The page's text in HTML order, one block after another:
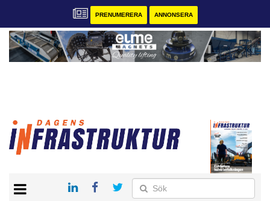
PRENUMERERA ANNONSERA